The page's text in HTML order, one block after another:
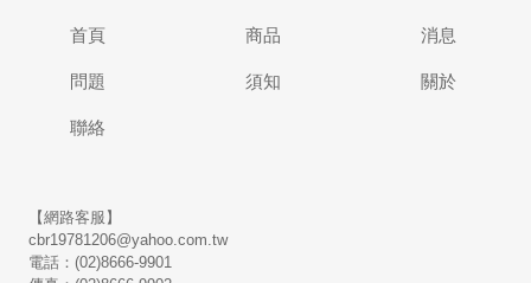
首頁 商品 消息
問題 須知 關於
聯絡
【網路客服】
cbr19781206@yahoo.com.tw
電話：(02)8666-9901